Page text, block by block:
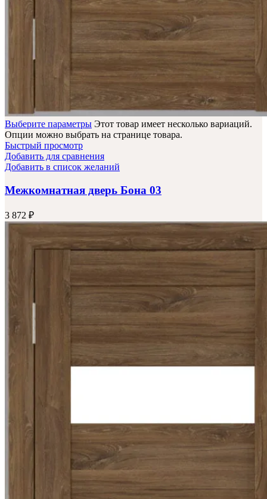
Выберите параметры Этот товар имеет несколько вариаций.
Опции можно выбрать на странице товара.
Быстрый просмотр
Добавить для сравнения
Добавить в список желаний
Межкомнатная дверь Бона 03
3 872 ₽